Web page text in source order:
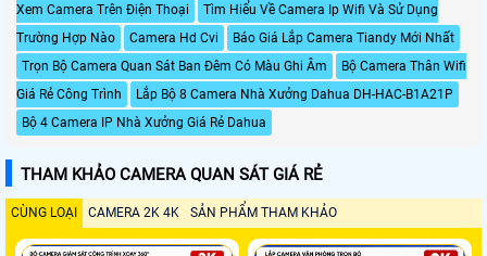
Xem Camera Trên Điện Thoại
Tìm Hiểu Về Camera Ip Wifi Và Sử Dụng
Trường Hợp Nào
Camera Hd Cvi
Báo Giá Lắp Camera Tiandy Mới Nhất
Trọn Bộ Camera Quan Sát Ban Đêm Có Màu Ghi Âm
Bộ Camera Thân Wifi
Giá Rẻ Công Trình
Lắp Bộ 8 Camera Nhà Xưởng Dahua DH-HAC-B1A21P
Bộ 4 Camera IP Nhà Xưởng Giá Rẻ Dahua
THAM KHẢO CAMERA QUAN SÁT GIÁ RẺ
CÙNG LOẠI CAMERA 2K 4K SẢN PHẨM THAM KHẢO